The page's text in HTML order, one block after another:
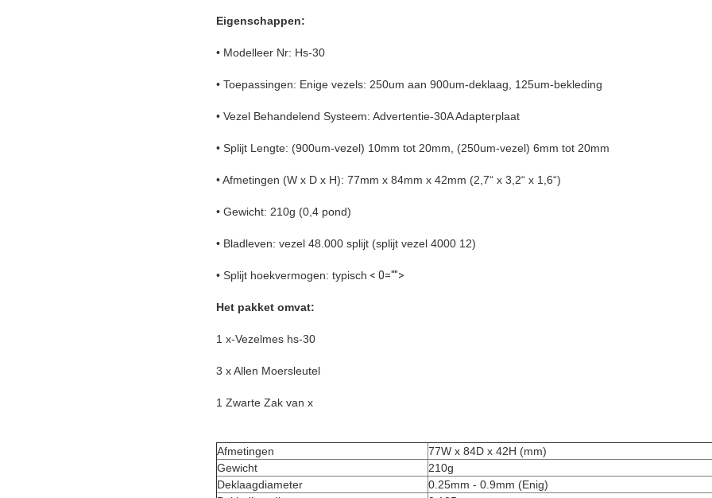
Eigenschappen:
• Modelleer Nr: Hs-30
• Toepassingen: Enige vezels: 250um aan 900um-deklaag, 125um-bekleding
• Vezel Behandelend Systeem: Advertentie-30A Adapterplaat
• Splijt Lengte: (900um-vezel) 10mm tot 20mm, (250um-vezel) 6mm tot 20mm
• Afmetingen (W x D x H): 77mm x 84mm x 42mm (2,7“ x 3,2“ x 1,6“)
• Gewicht: 210g (0,4 pond)
• Bladleven: vezel 48.000 splijt (splijt vezel 4000 12)
• Splijt hoekvermogen: typisch < 0="">
Het pakket omvat:
1 x-Vezelmes hs-30
3 x Allen Moersleutel
1 Zwarte Zak van x
Afmetingen
77W x 84D x 42H (mm)
Gewicht
210g
Deklaagdiameter
0.25mm - 0.9mm (Enig)